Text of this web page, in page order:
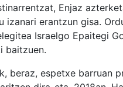
Enjaz
izanari erantzun gisa.
Israelgo Epaitegi
baitzuen.
beraz, espetxe barruan